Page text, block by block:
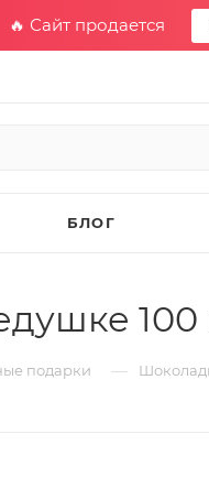
🔥 Сайт продается
БЛОГ
100
подарки —